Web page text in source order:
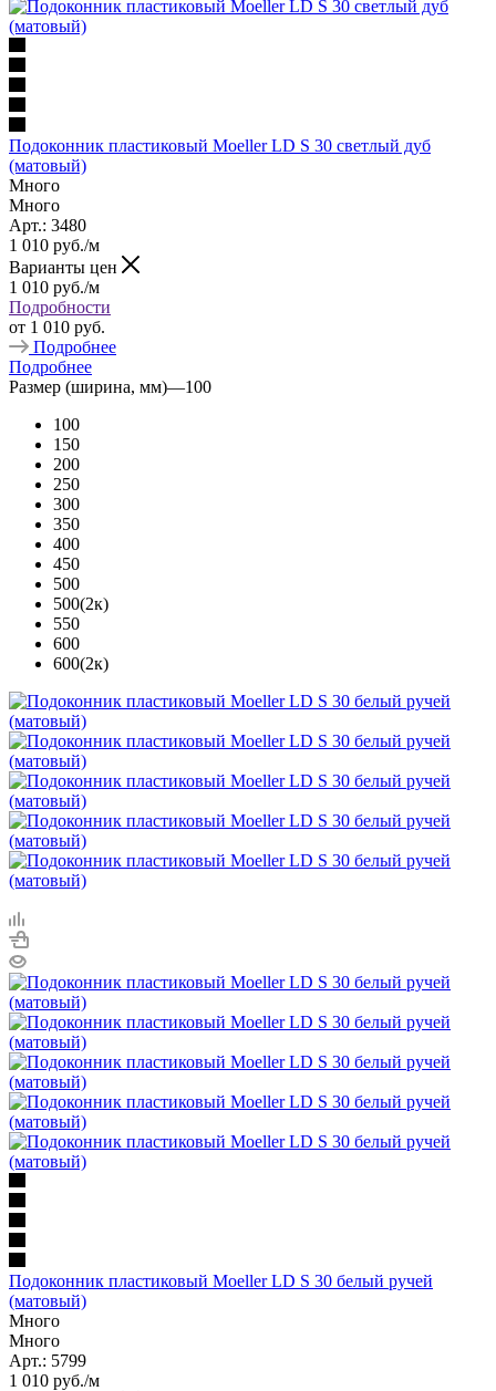
Подоконник пластиковый Moeller LD S 30 светлый дуб
(матовый)
Много
Много
Арт.: 3480
1 010 руб./м
Варианты цен
1 010 руб./м
Подробности
от 1 010 руб.
Подробнее
Подробнее
Размер (ширина, мм)—100
100
150
200
250
300
350
400
450
500
500(2к)
550
600
600(2к)
Подоконник пластиковый Moeller LD S 30 белый ручей
(матовый)
Много
Много
Арт.: 5799
1 010 руб./м